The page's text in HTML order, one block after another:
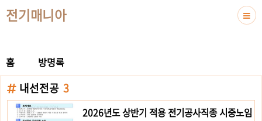
전기매니아
홈 방명록
내선전공 3
2026년도 상반기 적용 전기공사직종 시중노임